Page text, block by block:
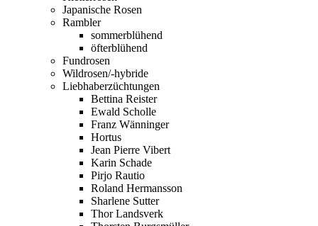
Japanische Rosen
Rambler
sommerblühend
öfterblühend
Fundrosen
Wildrosen/-hybride
Liebhaberzüchtungen
Bettina Reister
Ewald Scholle
Franz Wänninger
Hortus
Jean Pierre Vibert
Karin Schade
Pirjo Rautio
Roland Hermansson
Sharlene Sutter
Thor Landsverk